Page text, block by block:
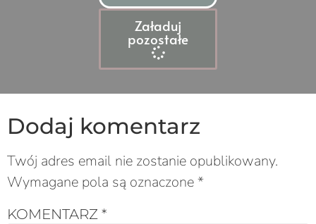
Załaduj
pozostałe
Dodaj komentarz
Twój adres email nie zostanie opublikowany.
Wymagane pola są oznaczone*
KOMENTARZ *